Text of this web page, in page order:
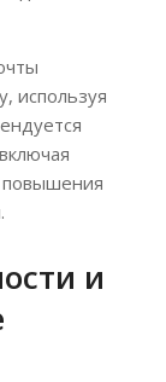
используя
и